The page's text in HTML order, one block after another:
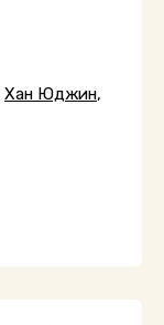
Хан Юджин,